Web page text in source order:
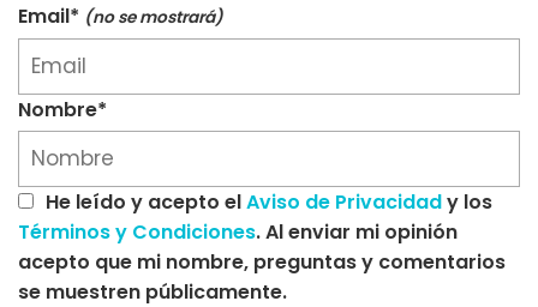
Email* (no se mostrará)
Nombre*
He leído y acepto elAviso de Privacidady los
Términos y Condiciones. Al enviar mi opinión
acepto que mi nombre, preguntas y comentarios
se muestren públicamente.